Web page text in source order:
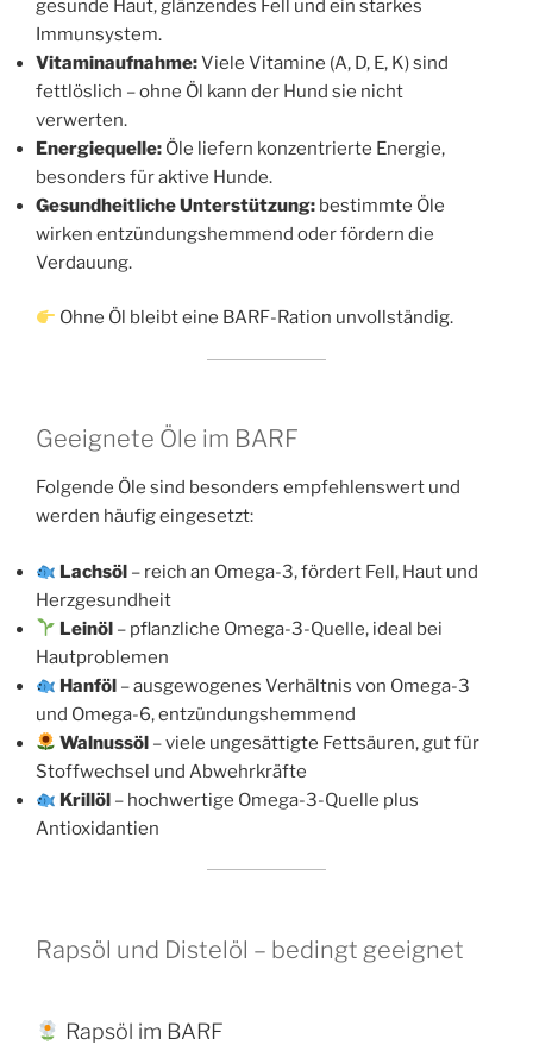
gesunde Haut, glänzendes Fell und ein starkes
Immunsystem.
Vitaminaufnahme:Viele Vitamine (A, D, E, K) sind
fettlöslich – ohne Öl kann der Hund sie nicht
verwerten.
Energiequelle: Öle liefern konzentrierte Energie,
besonders für aktive Hunde.
Gesundheitliche Unterstützung: bestimmte Öle
wirken entzündungshemmend oder fördern die
Verdauung.
Ohne Öl bleibt eine BARF-Ration unvollständig.
Geeignete Öle im BARF
Folgende Öle sind besonders empfehlenswert und
werden häufig eingesetzt:
Lachsöl – reich an Omega-3, fördert Fell, Haut und
Herzgesundheit
Leinöl – pflanzliche Omega-3-Quelle, ideal bei
Hautproblemen
Hanföl – ausgewogenes Verhältnis von Omega-3
und Omega-6, entzündungshemmend
Walnussöl – viele ungesättigte Fettsäuren, gut für
Stoffwechsel und Abwehrkräfte
Krillöl – hochwertige Omega-3-Quelle plus
Antioxidantien
Rapsöl und Distelöl – bedingt geeignet
Rapsöl im BARF